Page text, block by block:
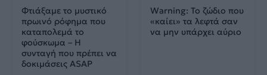
Φτιάξαμε το μυστικό
πρωινό ρόφημα που
καταπολεμά το
φούσκωμα – Η
συνταγή που πρέπει να
δοκιμάσεις ASAP
Warning: Το ζώδιο που
«καίει» τα λεφτά σαν
να μην υπάρχει αύριο